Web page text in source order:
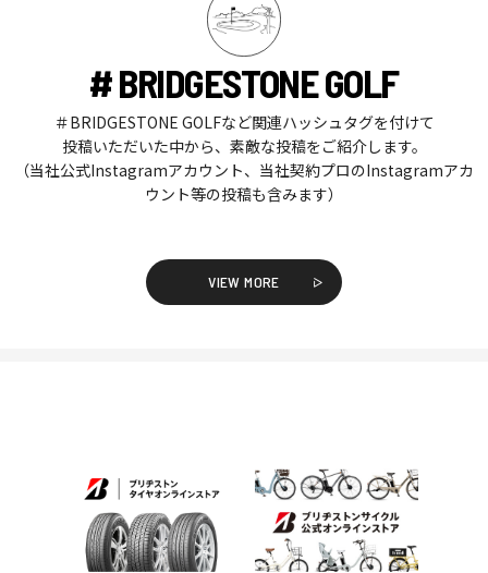
# BRIDGESTONE GOLF
＃BRIDGESTONE GOLFなど関連ハッシュタグを付けて
投稿いただいた中から、素敵な投稿をご紹介します。
（当社公式Instagramアカウント、当社契約プロのInstagramアカ
ウント等の投稿も含みます）
VIEW MORE